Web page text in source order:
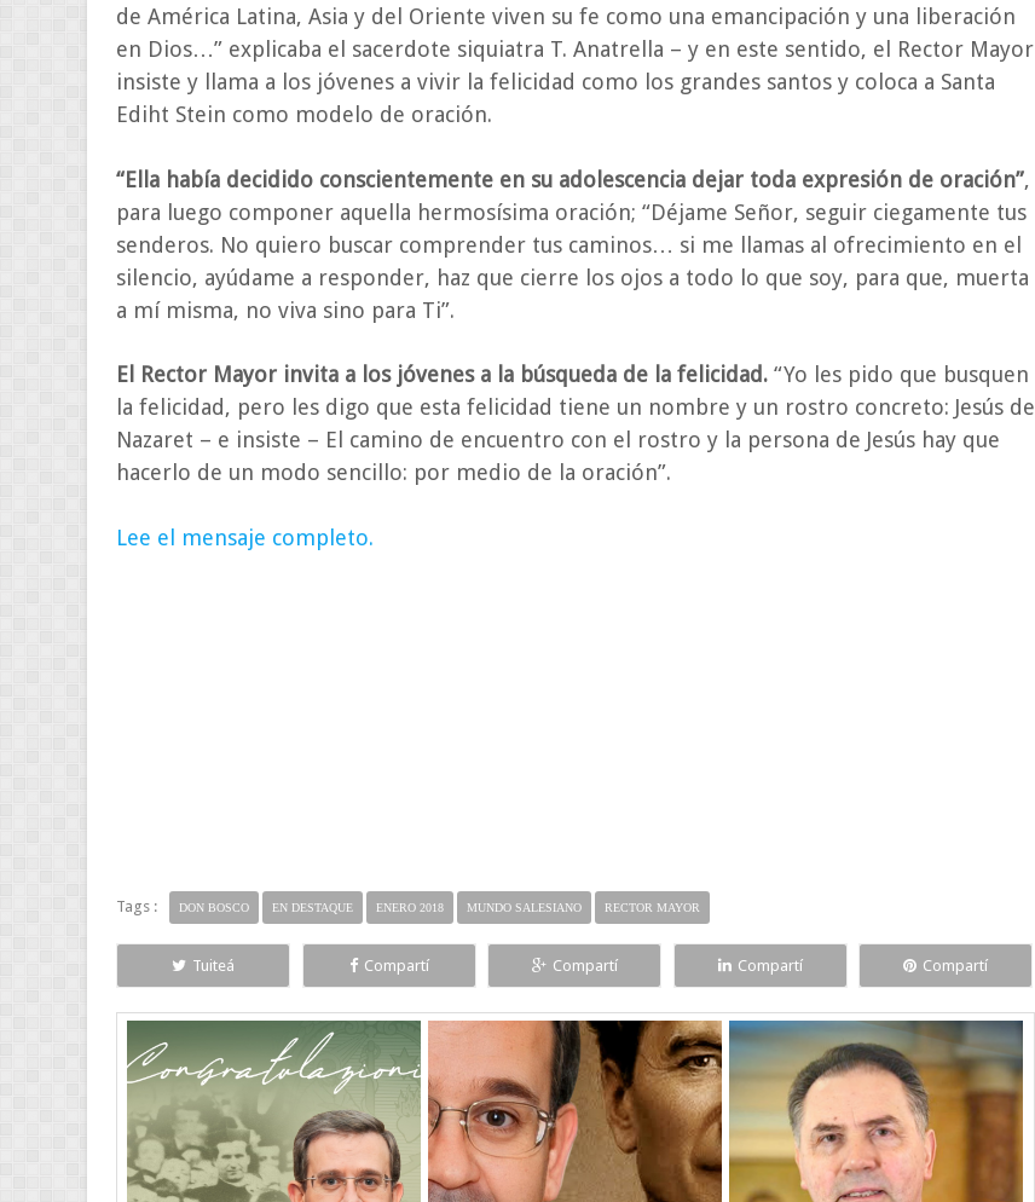
de América Latina, Asia y del Oriente viven su fe como una emancipación y una liberación
en Dios…” explicaba el sacerdote siquiatra T. Anatrella – y en este sentido, el Rector Mayor
insiste y llama a los jóvenes a vivir la felicidad como los grandes santos y coloca a Santa
Ediht Stein como modelo de oración.
“Ella había decidido conscientemente en su adolescencia dejar toda expresión de oración”,
para luego componer aquella hermosísima oración; “Déjame Señor, seguir ciegamente tus
senderos. No quiero buscar comprender tus caminos… si me llamas al ofrecimiento en el
silencio, ayúdame a responder, haz que cierre los ojos a todo lo que soy, para que, muerta
a mí misma, no viva sino para Ti”.
El Rector Mayor invita a los jóvenes a la búsqueda de la felicidad. “Yo les pido que busquen
la felicidad, pero les digo que esta felicidad tiene un nombre y un rostro concreto: Jesús de
Nazaret – e insiste – El camino de encuentro con el rostro y la persona de Jesús hay que
hacerlo de un modo sencillo: por medio de la oración”.
Lee el mensaje completo.
Tags : DON BOSCO EN DESTAQUE ENERO 2018 MUNDO SALESIANO RECTOR MAYOR
Tuiteá Compartí Compartí Compartí Compartí